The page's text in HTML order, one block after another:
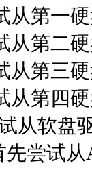
第一硬
第二硬
第三硬
第四硬
软盘
试从